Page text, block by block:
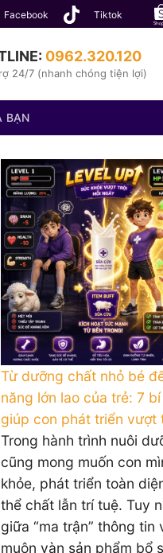
Facebook Tiktok
0962.320.120
24/7 (nhanh chóng tiện lợi)
BẠN
Từ dưỡng chất nhỏ bé
năng lớn lao của trẻ: 7
giúp con phát triển vượt
Trong hành trình nuôi
cũng mong muốn con
khỏe, phát triển toàn
thể chất lẫn trí tuệ. Tuy
giữa “ma trận” thông tin
muôn vàn sản phẩm bổ